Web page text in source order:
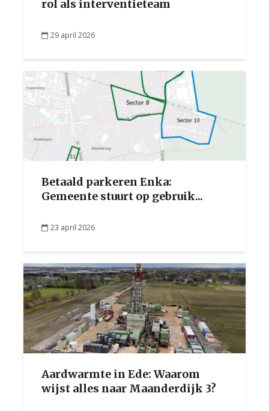
rol als interventieteam
29 april 2026
Betaald parkeren Enka:
Gemeente stuurt op gebruik...
23 april 2026
Aardwarmte in Ede: Waarom
wijst alles naar Maanderdijk 3?